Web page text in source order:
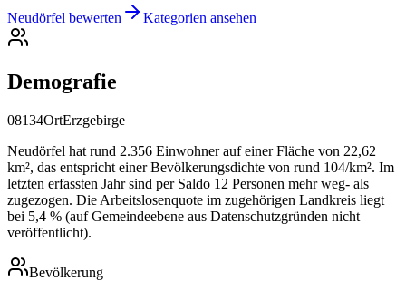
Neudörfel bewerten Kategorien ansehen
Demografie
08134OrtErzgebirge
Neudörfel hat rund 2.356 Einwohner auf einer Fläche von 22,62
km², das entspricht einer Bevölkerungsdichte von rund 104/km². Im
letzten erfassten Jahr sind per Saldo 12 Personen mehr weg- als
zugezogen. Die Arbeitslosenquote im zugehörigen Landkreis liegt
bei 5,4 % (auf Gemeindeebene aus Datenschutzgründen nicht
veröffentlicht).
Bevölkerung